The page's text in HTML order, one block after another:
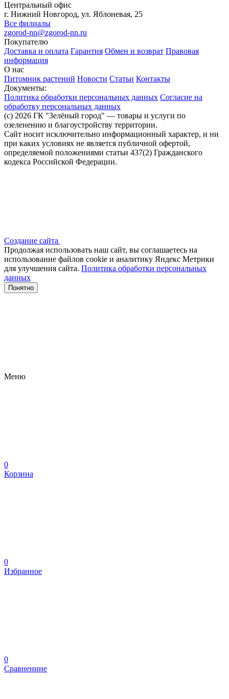
Центральный офис
г. Нижний Новгород, ул. Яблоневая, 25
Все филиалы
zgorod-nn@zgorod-nn.ru
Покупателю
Доставка и оплата Гарантия Обмен и возврат Правовая
информация
О нас
Питомник растений Новости Статьи Контакты
Документы:
Политика обработки персональных данных Согласие на
обработку персональных данных
(c) 2026 ГК "Зелёный город" — товары и услуги по
озеленению и благоустройству территории.
Сайт носит исключительно информационный характер, и ни
при каких условиях не является публичной офертой,
определяемой положениями статьи 437(2) Гражданского
кодекса Российской Федерации.
Создание сайта
Продолжая использовать наш сайт, вы соглашаетесь на
использование файлов сооkіе и аналитику Яндекс Метрики
для улучшения сайта. Политика обработки персональных
данных
Понятно
Меню
0
Корзина
0
Избранное
0
Сравненине